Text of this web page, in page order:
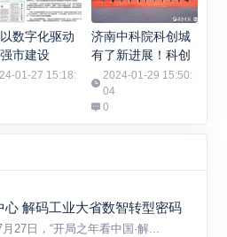
数字化驱动
市建设
01-27 15:18:
济南中科院科创城
有了新进展！科创
城数字科技产业园
开工
2024-01-29 15:50:
04
0
解码工业大省数智转型密码
27日，“开局之年看中国·解...